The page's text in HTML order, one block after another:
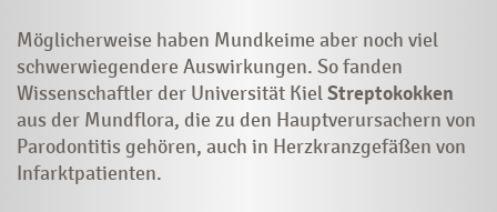
Möglicherweise haben Mundkeime aber noch viel
schwerwiegendere Auswirkungen. So fanden
Wissenschaftler der Universität KielStreptokokken
aus der Mundflora, die zu den Hauptverursachern von
Parodontitis gehören, auch in Herzkranzgefäßen von
Infarktpatienten.